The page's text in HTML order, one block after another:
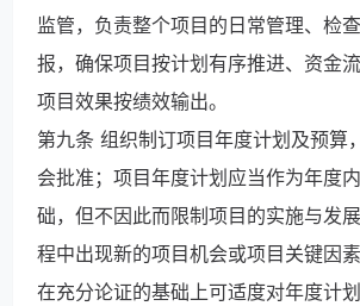
监管，负责整个项目的日常管理、检
报，确保项目按计划有序推进、资金流
项目效果按绩效输出。
第九条 组织制订项目年度计划及预算
会批准；项目年度计划应当作为年度
础，但不因此而限制项目的实施与发
程中出现新的项目机会或项目关键因素
在充分论证的基础上可适度对年度计